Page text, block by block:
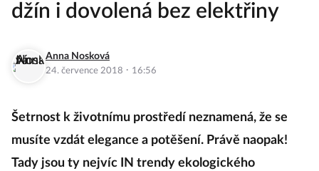
džín i dovolená bez elektřiny
Anna Nosková
24. července 2018 · 16:56
Šetrnost k životnímu prostředí neznamená, že se
musíte vzdát elegance a potěšení. Právě naopak!
Tady jsou ty nejvíc IN trendy ekologického